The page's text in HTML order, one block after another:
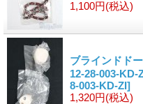
1,100円(税込)
ブラインドド
12-28-003-KD-
8-003-KD-ZI]
1,320円(税込)